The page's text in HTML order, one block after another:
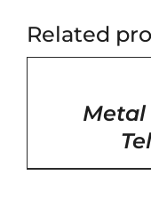
Related
Metal